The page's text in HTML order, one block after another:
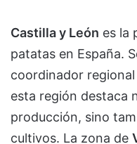
Castilla y León es la
patatas en España.
coordinador regional
esta región destaca
producción, sino
cultivos. La zona de